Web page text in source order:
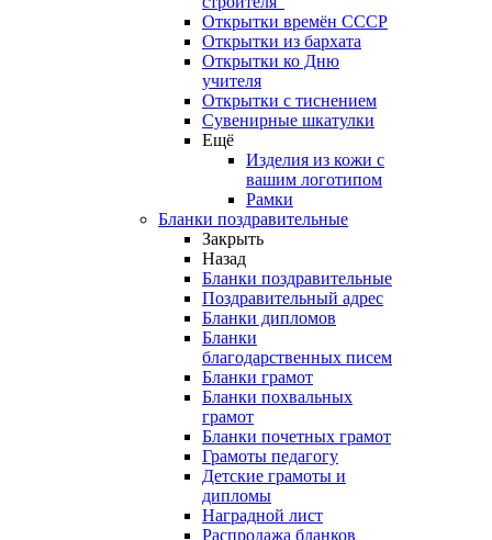
Открытки времён СССР
Открытки из бархата
Открытки ко Дню
учителя
Открытки с тиснением
Сувенирные шкатулки
Ещё
Изделия из кожи с
вашим логотипом
Рамки
Бланки поздравительные
Закрыть
Назад
Бланки поздравительные
Поздравительный адрес
Бланки дипломов
Бланки
благодарственных писем
Бланки грамот
Бланки похвальных
грамот
Бланки почетных грамот
Грамоты педагогу
Детские грамоты и
дипломы
Наградной лист
Распродажа бланков